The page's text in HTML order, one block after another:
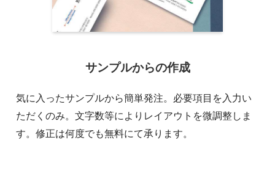
サンプルからの作成
気に入ったサンプルから簡単発注。必要項目を入力い
ただくのみ。文字数等によりレイアウトを微調整しま
す。修正は何度でも無料にて承ります。